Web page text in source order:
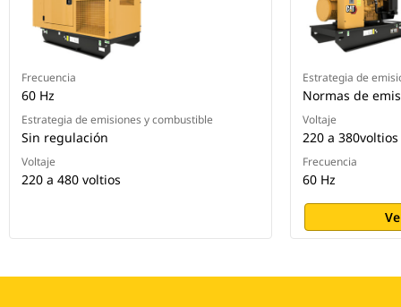
Frecuencia
60 Hz
Estrategia de emisiones y combustible
Sin regulación
Voltaje
220 a 480 voltios
Estrategia de
Normas de
Voltaje
220 a 380voltios
Frecuencia
60 Hz